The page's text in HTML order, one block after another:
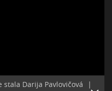
Darija Pavlovičová
|